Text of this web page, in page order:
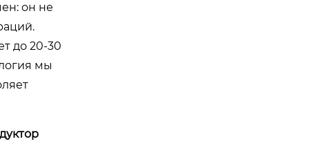
он не
до 20-30
мы